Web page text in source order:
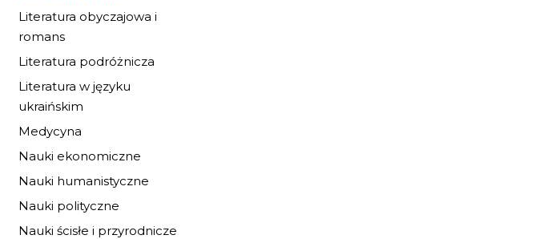
Literatura obyczajowa i
romans
Literatura podróżnicza
Literatura w języku
ukraińskim
Medycyna
Nauki ekonomiczne
Nauki humanistyczne
Nauki polityczne
Nauki ścisłe i przyrodnicze